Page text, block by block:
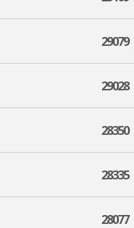
29079
29028
28350
28335
28077